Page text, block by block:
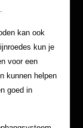
kan ook
kun je
voor een
kunnen helpen
goed in